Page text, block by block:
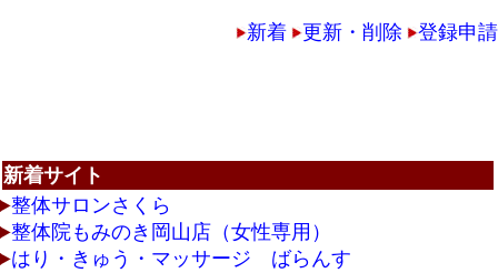
新着 更新・削除 登録申請
新着サイト
整体サロンさくら
整体院もみのき岡山店（女性専用）
はり・きゅう・マッサージ ばらんす